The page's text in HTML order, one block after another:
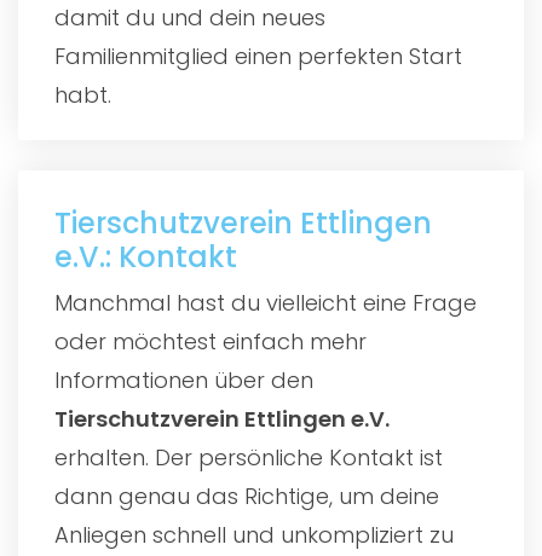
damit du und dein neues
Familienmitglied einen perfekten Start
habt.
Tierschutzverein Ettlingen
e.V.: Kontakt
Manchmal hast du vielleicht eine Frage
oder möchtest einfach mehr
Informationen über den
Tierschutzverein Ettlingen e.V.
erhalten. Der persönliche Kontakt ist
dann genau das Richtige, um deine
Anliegen schnell und unkompliziert zu